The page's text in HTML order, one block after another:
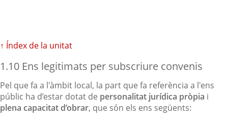
↑ Índex de la unitat
1.10 Ens legitimats per subscriure convenis
Pel que fa a l'àmbit local, la part que fa referència a l'ens
públic ha d’estar dotat de personalitat jurídica pròpia i
plena capacitat d’obrar, que són els ens següents: